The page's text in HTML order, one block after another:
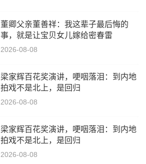
董卿父亲董善祥：我这辈子最后悔的
事，就是让宝贝女儿嫁给密春雷
2026-08-08
梁家辉百花奖演讲，哽咽落泪：到内地
拍戏不是北上，是回归
2026-08-08
梁家辉百花奖演讲，哽咽落泪：到内地
拍戏不是北上，是回归
2026-08-08